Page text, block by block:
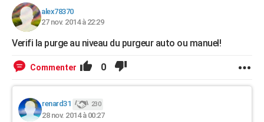
alex78370
27 nov. 2014 à 22:29
Verifi la purge au niveau du purgeur auto ou manuel!
Commenter 0
renard31 230
28 nov. 2014 à 00:27